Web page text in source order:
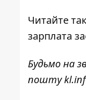
Читайте
зарплата
Будьмо на
пошту